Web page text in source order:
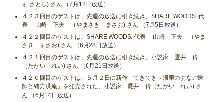
ま さとし) さん （7月12日放送）
４２３回目のゲストは、先週の放送に引き続き、SHARE WOODS. 代
表 山崎 正夫 （やまさき まさお) さん （7月5日放送）
４２２回目のゲストは、SHARE WOODS. 代表 山崎 正夫 （やま
さき まさお) さん （6月28日放送）
４２１回目のゲストは、先週の放送に引き続き、小説家 鷹井 伶
（たかい れい) さん （6月21日放送）
４２０回目のゲストは、５月２日に新作「てきてき～浪華のおなご医
師と緒方洪庵」を発売された、小説家 鷹井 伶（たかい れい) さ
ん （6月14日放送）